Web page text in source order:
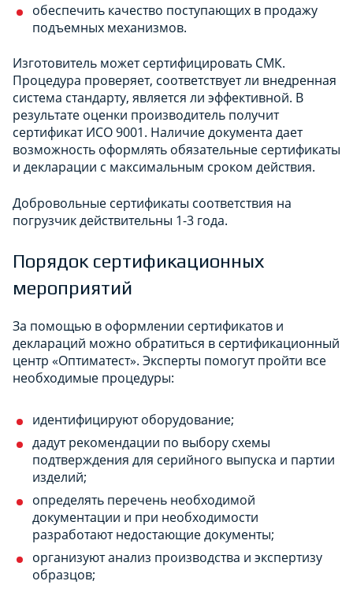
обеспечить качество поступающих в продажу
подъемных механизмов.
Изготовитель может сертифицировать СМК.
Процедура проверяет, соответствует ли внедренная
система стандарту, является ли эффективной. В
результате оценки производитель получит
сертификат ИСО 9001. Наличие документа дает
возможность оформлять обязательные сертификаты
и декларации с максимальным сроком действия.
Добровольные сертификаты соответствия на
погрузчик действительны 1-3 года.
Порядок сертификационных
мероприятий
За помощью в оформлении сертификатов и
деклараций можно обратиться в сертификационный
центр «Оптиматест». Эксперты помогут пройти все
необходимые процедуры:
идентифицируют оборудование;
дадут рекомендации по выбору схемы
подтверждения для серийного выпуска и партии
изделий;
определять перечень необходимой
документации и при необходимости
разработают недостающие документы;
организуют анализ производства и экспертизу
образцов;